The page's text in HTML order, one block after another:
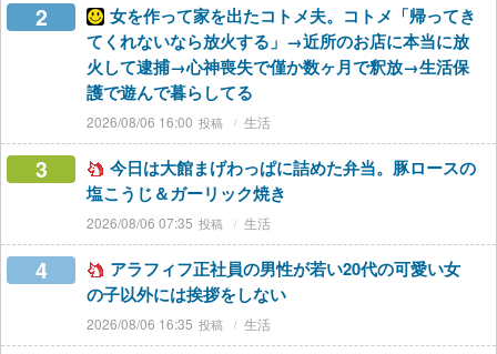
2
女を作って家を出たコトメ夫。コトメ「帰ってき
てくれないなら放火する」→近所のお店に本当に放
火して逮捕→心神喪失で僅か数ヶ月で釈放→生活保
護で遊んで暮らしてる
2026/08/06 16:00 生活
3
今日は大館まげわっぱに詰めた弁当。豚ロースの
塩こうじ＆ガーリック焼き
2026/08/06 07:35 生活
4
アラフィフ正社員の男性が若い20代の可愛い女
の子以外には挨拶をしない
2026/08/06 16:35 生活